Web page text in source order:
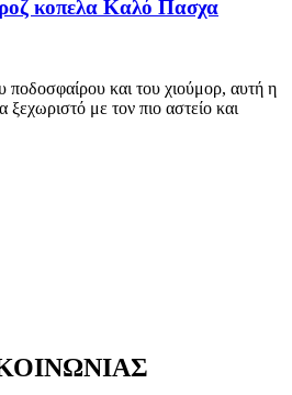
κοπελα Καλό Πασχα
ποδοσφαίρου και του χιούμορ, αυτή η
με τον πιο αστείο και